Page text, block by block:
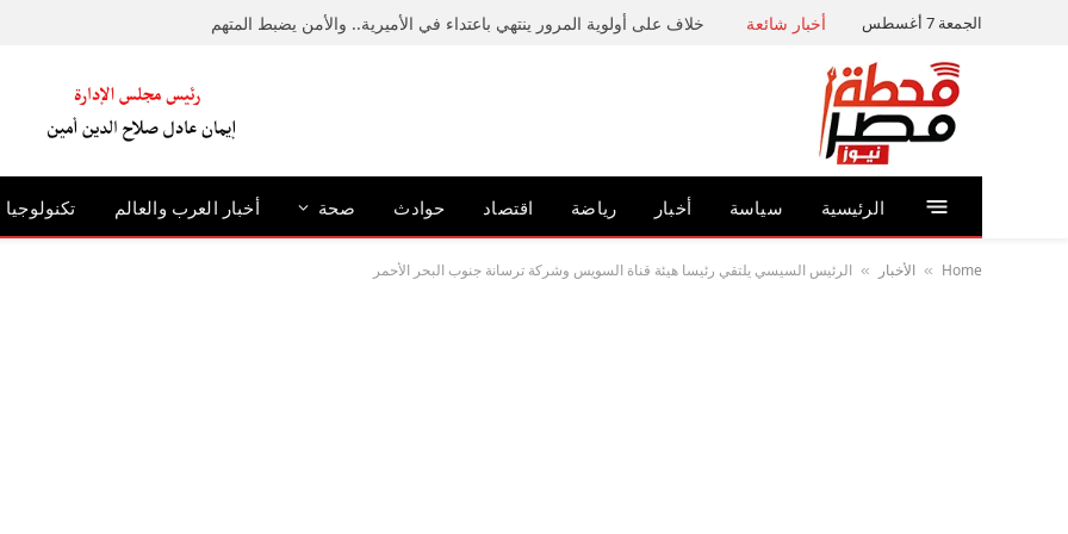
الجمعة 7 أغسطس أخبار شائعة خلاف على أولوية المرور ينتهي باعتداء في الأميرية.. والأمن يضبط المتهم
الرئيسية سياسة أخبار رياضة اقتصاد حوادث صحة أخبار العرب والعالم تكنولوجيا
Home
» الأخبار » الرئيس السيسي يلتقي رئيسا هيئة قناة السويس وشركة ترسانة جنوب البحر الأحمر